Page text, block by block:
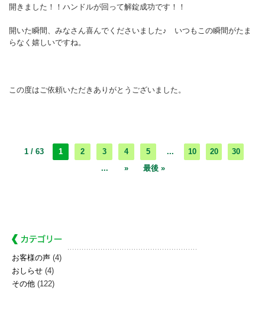
開きました！！ハンドルが回って解錠成功です！！
開いた瞬間、みなさん喜んでくださいました♪ いつもこの瞬間がたま
らなく嬉しいですね。
この度はご依頼いただきありがとうございました。
1 / 63 1 2 3 4 5 ... 10 20
30
...
» 最後 »
お客様の声 (4)
おしらせ (4)
その他 (122)